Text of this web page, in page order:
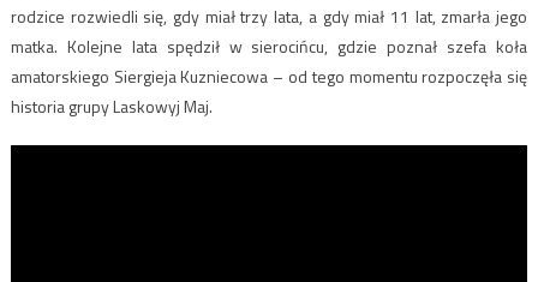
rodzice rozwiedli się, gdy miał trzy lata, a gdy miał 11 lat, zmarła jego
matka. Kolejne lata spędził w sierocińcu, gdzie poznał szefa koła
amatorskiego Siergieja Kuzniecowa – od tego momentu rozpoczęła się
historia grupy Laskowyj Maj.